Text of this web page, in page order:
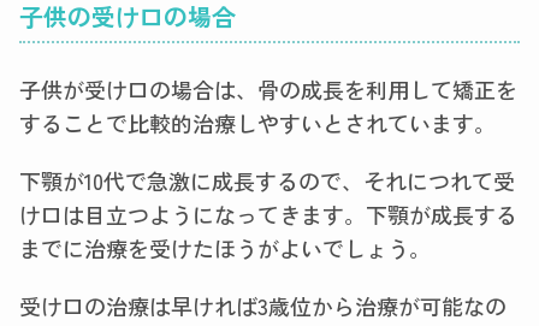
子供の受け口の場合
子供が受け口の場合は、骨の成長を利用して矯正を
することで比較的治療しやすいとされています。
下顎が10代で急激に成長するので、それにつれて受
け口は目立つようになってきます。下顎が成長する
までに治療を受けたほうがよいでしょう。
受け口の治療は早ければ3歳位から治療が可能なの